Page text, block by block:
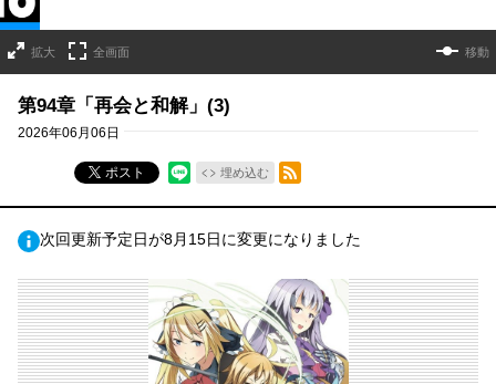
拡大 全画面 移動
第94章「再会と和解」(3)
2026年06月06日
ポスト 埋め込む
RSSフィード
次回更新予定日が8月15日に変更になりました